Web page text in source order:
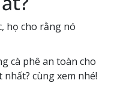
họ cho rằng nó
cà phê an toàn cho
cùng xem nhé!